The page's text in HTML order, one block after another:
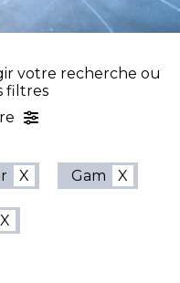
votre recherche ou
filtres
Gam